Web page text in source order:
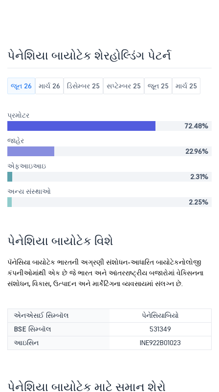
પેનેશિયા બાયોટેક શેરહોલ્ડિંગ પેટર્ન
જૂન 26 માર્ચ 26 ડિસેમ્બર 25 સપ્ટેમ્બર 25 જૂન 25 માર્ચ 25
પ્રમોટર
72.48%
જાહેર
22.96%
એફઆઇઆઇ
2.31%
અન્ય સંસ્થાઓ
2.25%
પેનેશિયા બાયોટેક વિશે
પૅનેસિયા બાયોટેક ભારતની અગ્રણી સંશોધન-આધારિત બાયોટેકનોલોજી
કંપનીઓમાંથી એક છે જે ભારત અને આંતરરાષ્ટ્રીય બજારોમાં વેક્સિનના
સંશોધન, વિકાસ, ઉત્પાદન અને માર્કેટિંગના વ્યવસાયમાં સંલગ્ન છે.
એનએસઈ સિમ્બૉલ
પેનેસિયાબિયો
BSE સિમ્બૉલ
531349
આઇસિન
INE922B01023
પેનેશિયા બાયોટેક માટે સમાન શેરો